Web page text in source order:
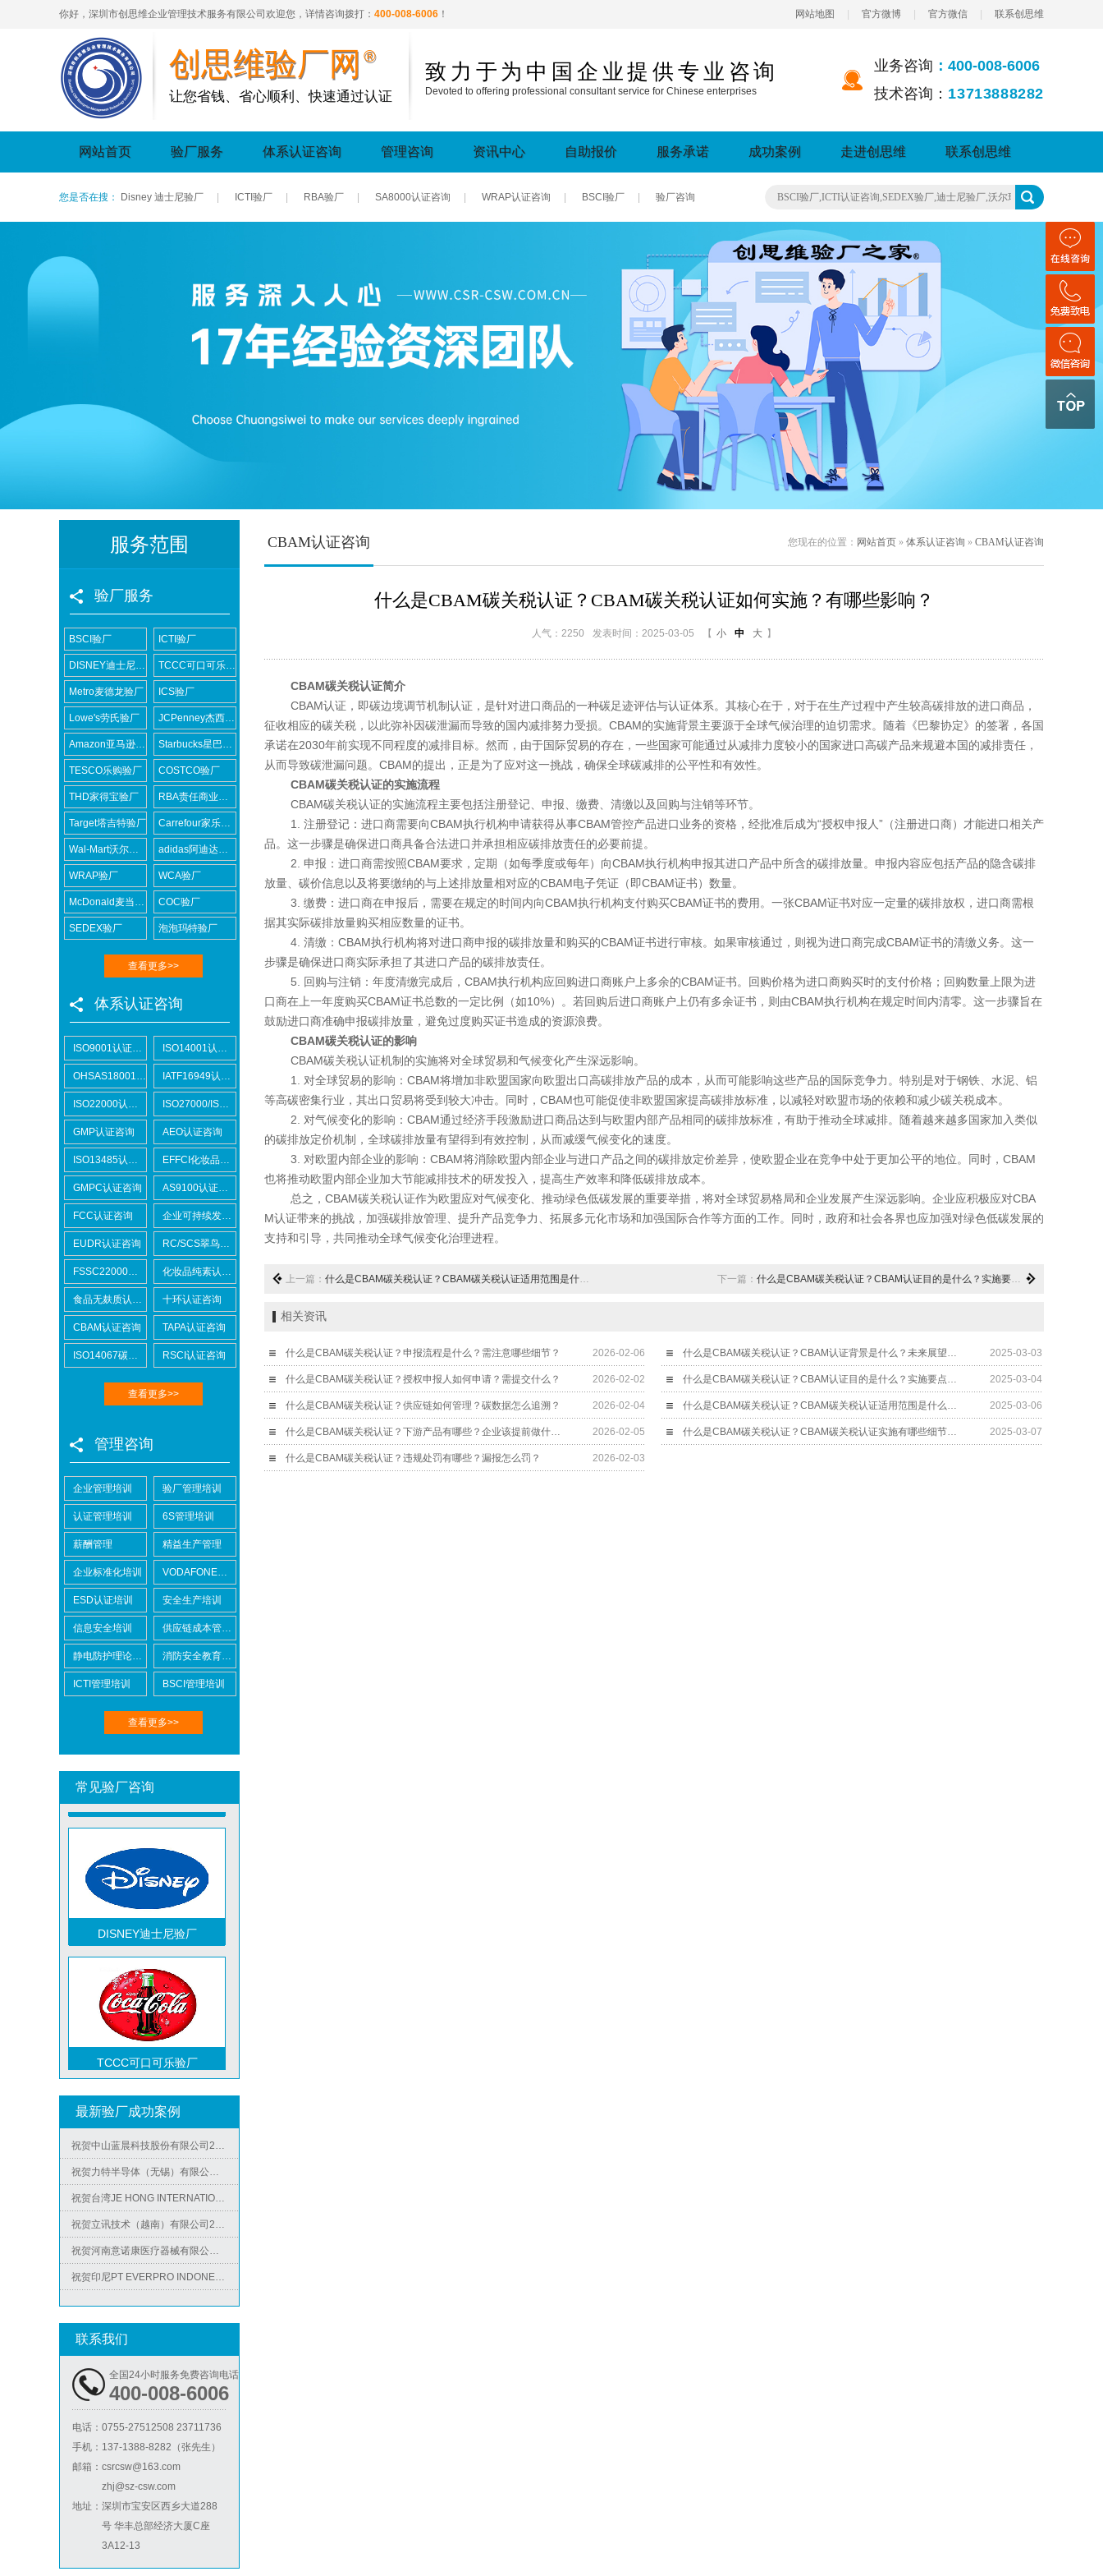
你好，深圳市创思维企业管理技术服务有限公司欢迎您，详情咨询拨打： 400-008-6006 ！ 网站地图 官方微博 官方微信 联系创思维
创思维验厂网 ®
让您省钱、省心顺利、快速通过认证
致力于为中国企业提供专业咨询
Devoted to offering professional consultant service for Chinese enterprises
业务咨询 ：400-008-6006
技术咨询： 13713888282
网站首页 验厂服务 体系认证咨询 管理咨询 资讯中心 自助报价 服务承诺 成功案例 走进创思维 联系创思维
您是否在搜： Disney 迪士尼验厂 ICTI验厂 RBA验厂 SA8000认证咨询 WRAP认证咨询 BSCI验厂 验厂咨询
服务范围
验厂服务
BSCI验厂 ICTI验厂
DISNEY迪士尼验厂 TCCC可口可乐验厂
Metro麦德龙验厂 ICS验厂
Lowe's劳氏验厂 JCPenney杰西潘尼验厂
Amazon亚马逊验厂 Starbucks星巴克验厂
TESCO乐购验厂 COSTCO验厂
THD家得宝验厂 RBA责任商业联盟认证咨询
Target塔吉特验厂 Carrefour家乐福验厂
Wal-Mart沃尔玛验厂 adidas阿迪达斯验厂
WRAP验厂 WCA验厂
McDonald麦当劳验厂 COC验厂
SEDEX验厂 泡泡玛特验厂
查看更多>>
体系认证咨询
ISO9001认证咨询 ISO14001认证咨询
OHSAS18001认证咨询 IATF16949认证咨询
ISO22000认证咨询 ISO27000/ISO27001认证咨询
GMP认证咨询 AEO认证咨询
ISO13485认证咨询 EFFCI化妆品原料认证咨询
GMPC认证咨询 AS9100认证咨询
FCC认证咨询 企业可持续发展SCORE认证咨询
EUDR认证咨询 RC/SCS翠鸟认证咨询
FSSC22000认证咨询 化妆品纯素认证咨询
食品无麸质认证咨询 十环认证咨询
CBAM认证咨询 TAPA认证咨询
ISO14067碳足迹 RSCI认证咨询
查看更多>>
管理咨询
企业管理培训 验厂管理培训
认证管理培训 6S管理培训
薪酬管理 精益生产管理
企业标准化培训 VODAFONE认证知识培训
ESD认证培训 安全生产培训
信息安全培训 供应链成本管控培训
静电防护理论培训 消防安全教育培训
ICTI管理培训 BSCI管理培训
查看更多>>
常见验厂咨询
Lowe's劳氏验厂
BSCI验厂
ICTI验厂
DISNEY迪士尼验厂
TCCC可口可乐验厂
Metro麦德龙验厂
ICS验厂
最新验厂成功案例
祝贺中山蓝晨科技股份有限公司2026年快速通过BSCI验厂-B级
祝贺力特半导体（无锡）有限公司2026年快速通过RBA-VAP认证审核并取得170.2分
祝贺台湾JE HONG INTERNATIONAL TEXTILE CO., LTD 2026年快速通过GRS认证
祝贺立讯技术（越南）有限公司2026年快速通过RBA-VAP认证审核，斩获金牌评级！
祝贺河南意诺康医疗器械有限公司2026年快速通过GMP认证
祝贺印尼PT EVERPRO INDONESIA TECHNOLOGIES公司2026年快速通过RBA-VAP审核
祝贺泰国LIGHTUP公司2026年快速通过SCAN验厂审核并取得99分
祝贺中山蓝晨科技股份有限公司2026年快速通过BSCI验厂-B级
祝贺力特半导体（无锡）有限公司2026年快速通过RBA-VAP认证审核并取得170.2分
祝贺台湾JE HONG INTERNATIONAL TEXTILE CO., LTD 2026年快速通过GRS认证
祝贺印尼PT EVERPRO INDONESIA TECHNOLOGIES公司2026年快速通过RBA-VAP审核
联系我们
全国24小时服务免费咨询电话
400-008-6006
电话： 0755-27512508 23711736
手机： 137-1388-8282（张先生）
邮箱： csrcsw@163.com
zhj@sz-csw.com
地址： 深圳市宝安区西乡大道288
号 华丰总部经济大厦C座
3A12-13
CBAM认证咨询 您现在的位置： 网站首页 » 体系认证咨询 » CBAM认证咨询
什么是CBAM碳关税认证？CBAM碳关税认证如何实施？有哪些影响？
人气：2250 发表时间：2025-03-05 【 小 中 大 】
CBAM碳关税认证简介
CBAM认证，即碳边境调节机制认证，是针对进口商品的一种碳足迹评估与认证体系。其核心在于，对于在生产过程中产生较高碳排放的进口商品，
征收相应的碳关税，以此弥补因碳泄漏而导致的国内减排努力受损。CBAM的实施背景主要源于全球气候治理的迫切需求。随着《巴黎协定》的签署，各国
承诺在2030年前实现不同程度的减排目标。然而，由于国际贸易的存在，一些国家可能通过从减排力度较小的国家进口高碳产品来规避本国的减排责任，
从而导致碳泄漏问题。CBAM的提出，正是为了应对这一挑战，确保全球碳减排的公平性和有效性。
CBAM碳关税认证的实施流程
CBAM碳关税认证的实施流程主要包括注册登记、申报、缴费、清缴以及回购与注销等环节。
1. 注册登记：进口商需要向CBAM执行机构申请获得从事CBAM管控产品进口业务的资格，经批准后成为“授权申报人”（注册进口商）才能进口相关产
品。这一步骤是确保进口商具备合法进口并承担相应碳排放责任的必要前提。
2. 申报：进口商需按照CBAM要求，定期（如每季度或每年）向CBAM执行机构申报其进口产品中所含的碳排放量。申报内容应包括产品的隐含碳排
放量、碳价信息以及将要缴纳的与上述排放量相对应的CBAM电子凭证（即CBAM证书）数量。
3. 缴费：进口商在申报后，需要在规定的时间内向CBAM执行机构支付购买CBAM证书的费用。一张CBAM证书对应一定量的碳排放权，进口商需根
据其实际碳排放量购买相应数量的证书。
4. 清缴：CBAM执行机构将对进口商申报的碳排放量和购买的CBAM证书进行审核。如果审核通过，则视为进口商完成CBAM证书的清缴义务。这一
步骤是确保进口商实际承担了其进口产品的碳排放责任。
5. 回购与注销：年度清缴完成后，CBAM执行机构应回购进口商账户上多余的CBAM证书。回购价格为进口商购买时的支付价格；回购数量上限为进
口商在上一年度购买CBAM证书总数的一定比例（如10%）。若回购后进口商账户上仍有多余证书，则由CBAM执行机构在规定时间内清零。这一步骤旨在
鼓励进口商准确申报碳排放量，避免过度购买证书造成的资源浪费。
CBAM碳关税认证的影响
CBAM碳关税认证机制的实施将对全球贸易和气候变化产生深远影响。
1. 对全球贸易的影响：CBAM将增加非欧盟国家向欧盟出口高碳排放产品的成本，从而可能影响这些产品的国际竞争力。特别是对于钢铁、水泥、铝
等高碳密集行业，其出口贸易将受到较大冲击。同时，CBAM也可能促使非欧盟国家提高碳排放标准，以减轻对欧盟市场的依赖和减少碳关税成本。
2. 对气候变化的影响：CBAM通过经济手段激励进口商品达到与欧盟内部产品相同的碳排放标准，有助于推动全球减排。随着越来越多国家加入类似
的碳排放定价机制，全球碳排放量有望得到有效控制，从而减缓气候变化的速度。
3. 对欧盟内部企业的影响：CBAM将消除欧盟内部企业与进口产品之间的碳排放定价差异，使欧盟企业在竞争中处于更加公平的地位。同时，CBAM
也将推动欧盟内部企业加大节能减排技术的研发投入，提高生产效率和降低碳排放成本。
总之，CBAM碳关税认证作为欧盟应对气候变化、推动绿色低碳发展的重要举措，将对全球贸易格局和企业发展产生深远影响。企业应积极应对CBA
M认证带来的挑战，加强碳排放管理、提升产品竞争力、拓展多元化市场和加强国际合作等方面的工作。同时，政府和社会各界也应加强对绿色低碳发展的
支持和引导，共同推动全球气候变化治理进程。
上一篇： 什么是CBAM碳关税认证？CBAM碳关税认证适用范围是什么？有哪些应对策略？ 下一篇： 什么是CBAM碳关税认证？CBAM认证目的是什么？实施要点有哪些？
相关资讯
什么是CBAM碳关税认证？申报流程是什么？需注意哪些细节？ 2026-02-06 什么是CBAM碳关税认证？CBAM认证背景是什么？未来展望如何？ 2025-03-03
什么是CBAM碳关税认证？授权申报人如何申请？需提交什么？ 2026-02-02 什么是CBAM碳关税认证？CBAM认证目的是什么？实施要点有哪些？ 2025-03-04
什么是CBAM碳关税认证？供应链如何管理？碳数据怎么追溯？ 2026-02-04 什么是CBAM碳关税认证？CBAM碳关税认证适用范围是什么？有哪些应对策略？ 2025-03-06
什么是CBAM碳关税认证？下游产品有哪些？企业该提前做什么？ 2026-02-05 什么是CBAM碳关税认证？CBAM碳关税认证实施有哪些细节？对企业有哪些影响？ 2025-03-07
什么是CBAM碳关税认证？违规处罚有哪些？漏报怎么罚？ 2026-02-03